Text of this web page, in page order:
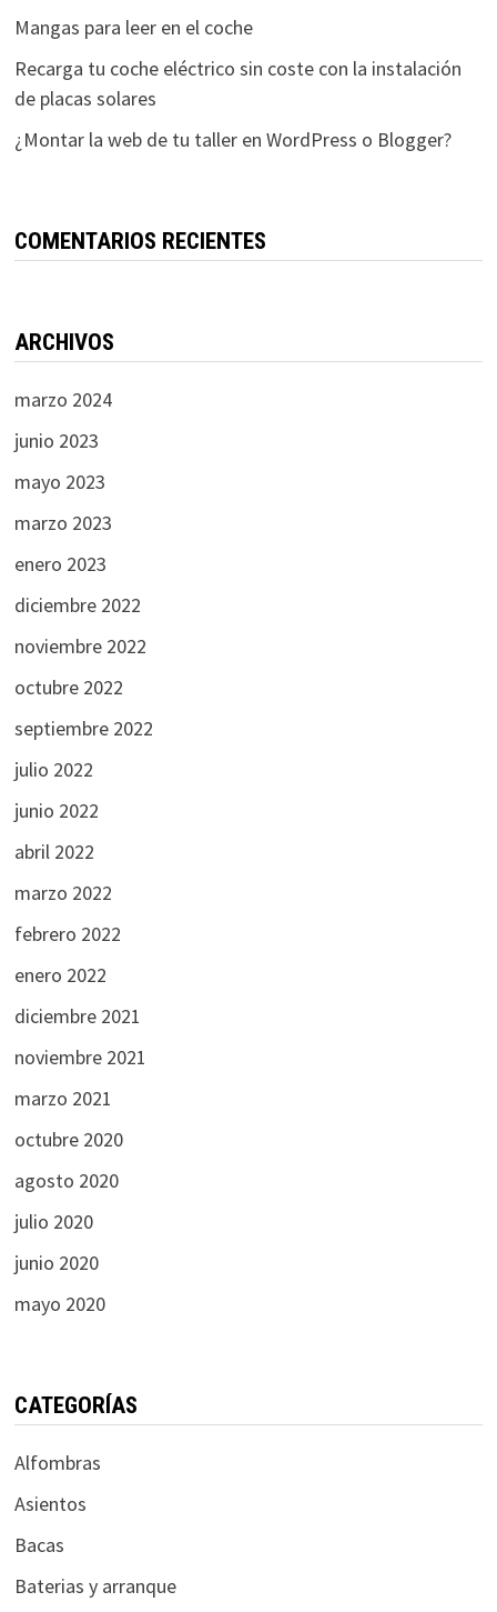
Mangas para leer en el coche
Recarga tu coche eléctrico sin coste con la instalación
de placas solares
¿Montar la web de tu taller en WordPress o Blogger?
COMENTARIOS RECIENTES
ARCHIVOS
marzo 2024
junio 2023
mayo 2023
marzo 2023
enero 2023
diciembre 2022
noviembre 2022
octubre 2022
septiembre 2022
julio 2022
junio 2022
abril 2022
marzo 2022
febrero 2022
enero 2022
diciembre 2021
noviembre 2021
marzo 2021
octubre 2020
agosto 2020
julio 2020
junio 2020
mayo 2020
CATEGORÍAS
Alfombras
Asientos
Bacas
Baterias y arranque